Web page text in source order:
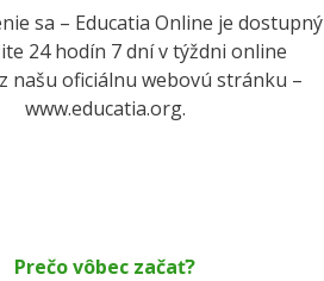
sa – Educatia Online je dostupný
24 hodín 7 dní v týždni online
našu oficiálnu webovú stránku –
www.educatia.org.
Prečo vôbec začať?